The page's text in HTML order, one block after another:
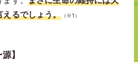
えるでしょう。（※1）
】